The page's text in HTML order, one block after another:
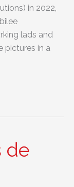
in 2022,
lads and
pictures in a
de